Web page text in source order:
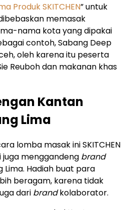
Produk SKITCHEN” untuk
memasak
nama kota yang dipakai
contoh, Sabang Deep
oleh karena itu peserta
Reuboh dan makanan khas
Kantan
Lima
lomba masak ini SKITCHEN
menggandeng brand
Lima. Hadiah buat para
beragam, karena tidak
dari brandkolaborator.